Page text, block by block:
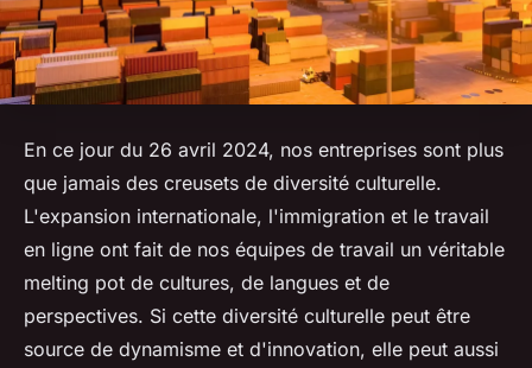
En ce jour du 26 avril 2024, nos entreprises sont plus
que jamais des creusets de diversité culturelle.
L'expansion internationale, l'immigration et le travail
en ligne ont fait de nos équipes de travail un véritable
melting pot de cultures, de langues et de
perspectives. Si cette diversité culturelle peut être
source de dynamisme et d'innovation, elle peut aussi